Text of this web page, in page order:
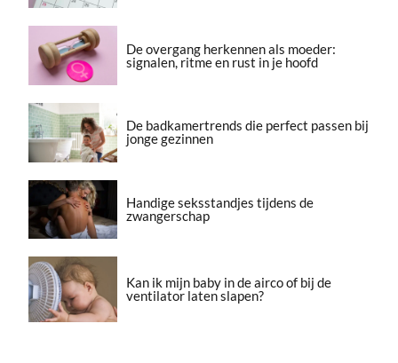
De overgang herkennen als moeder:
signalen, ritme en rust in je hoofd
De badkamertrends die perfect passen bij
jonge gezinnen
Handige seksstandjes tijdens de
zwangerschap
Kan ik mijn baby in de airco of bij de
ventilator laten slapen?